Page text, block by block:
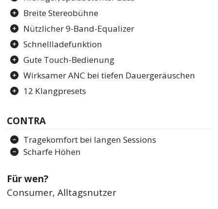
Breite Stereobühne
Nützlicher 9-Band-Equalizer
Schnellladefunktion
Gute Touch-Bedienung
Wirksamer ANC bei tiefen Dauergeräuschen
12 Klangpresets
CONTRA
Tragekomfort bei langen Sessions
Scharfe Höhen
Für wen?
Consumer, Alltagsnutzer